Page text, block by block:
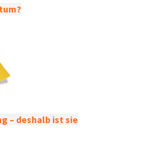
– deshalb ist sie